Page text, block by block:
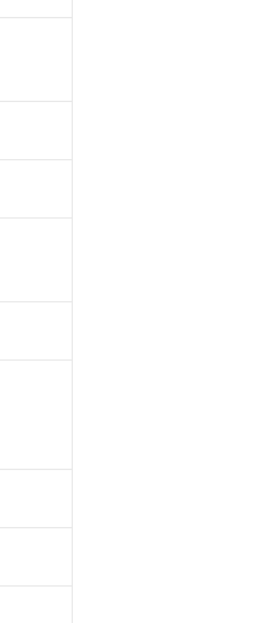
格(税抜)を提供させていただ
あることをご了承ください。
データに基づき作成されるも
のオムロン制御機器販売店・
は開示しないようお願いしま
I-Webメンバーズにご登録され
で利用することをご了承くだ
。
ニルエーテル類(PBDE) 1000ppm以下、
BBP） 1000ppm以下、フタル酸ジブチ
す。
す。
ます。
な影響を及ぼさない年数を意
たは役務取引許可)を取得する
れないよう必要な手段を講じ
他武器並びにこれらの製造装
を当該第三者に通知します。
ンセル
お客様担当のオムロン制御